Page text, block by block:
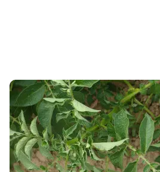
Mildiou de la pomme de
la prophylaxie pour limiter
La présence persistante du mildiou
campagne suscite des
24 JUILL. 2024